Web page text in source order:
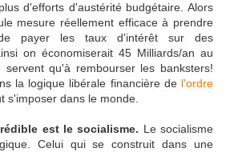
d'efforts d'austérité budgétaire. Alors
mesure réellement efficace à prendre
payer les taux d'intérêt sur des
on économiserait 45 Milliards/an au
qu'à rembourser les banksters!
la logique libérale financière de l'ordre
s'imposer dans le monde.
est le socialisme. Le socialisme
Celui qui se construit dans une